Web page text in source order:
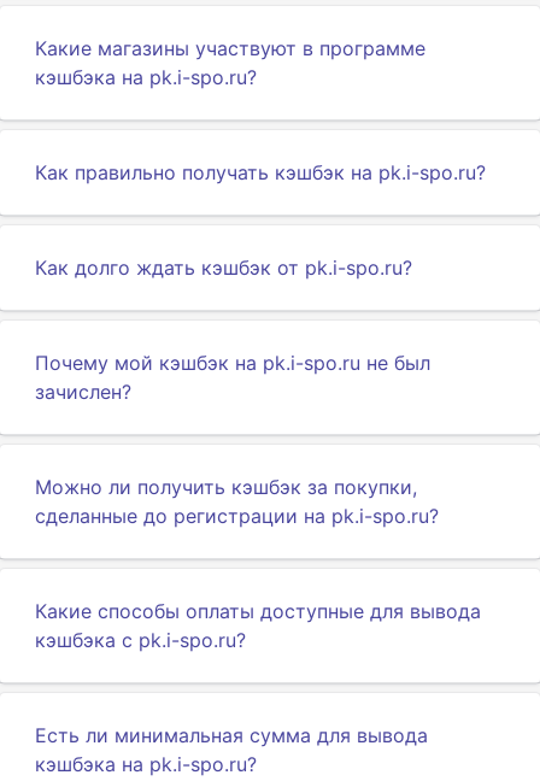
Какие магазины участвуют в программе
кэшбэка на pk.i-spo.ru?
Как правильно получать кэшбэк на pk.i-spo.ru?
Как долго ждать кэшбэк от pk.i-spo.ru?
Почему мой кэшбэк на pk.i-spo.ru не был
зачислен?
Можно ли получить кэшбэк за покупки,
сделанные до регистрации на pk.i-spo.ru?
Какие способы оплаты доступные для вывода
кэшбэка с pk.i-spo.ru?
Есть ли минимальная сумма для вывода
кэшбэка на pk.i-spo.ru?